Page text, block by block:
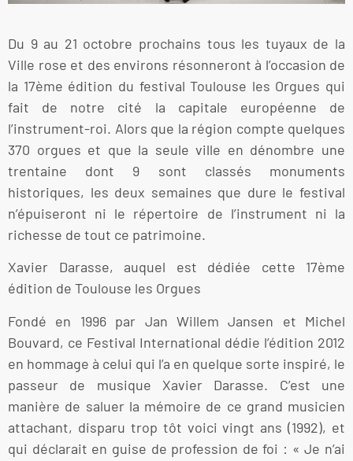
Du 9 au 21 octobre prochains tous les tuyaux de la
Ville rose et des environs résonneront à l’occasion de
la 17ème édition du festival Toulouse les Orgues qui
fait de notre cité la capitale européenne de
l’instrument-roi. Alors que la région compte quelques
370 orgues et que la seule ville en dénombre une
trentaine dont 9 sont classés monuments
historiques, les deux semaines que dure le festival
n’épuiseront ni le répertoire de l’instrument ni la
richesse de tout ce patrimoine.
Xavier Darasse, auquel est dédiée cette 17ème
édition de Toulouse les Orgues
Fondé en 1996 par Jan Willem Jansen et Michel
Bouvard, ce Festival International dédie l’édition 2012
en hommage à celui qui l’a en quelque sorte inspiré, le
passeur de musique Xavier Darasse. C’est une
manière de saluer la mémoire de ce grand musicien
attachant, disparu trop tôt voici vingt ans (1992), et
qui déclarait en guise de profession de foi : « Je n’ai